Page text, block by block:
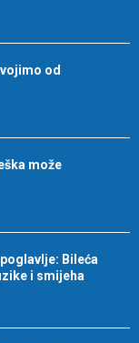
od
može
Bileća
i smijeha